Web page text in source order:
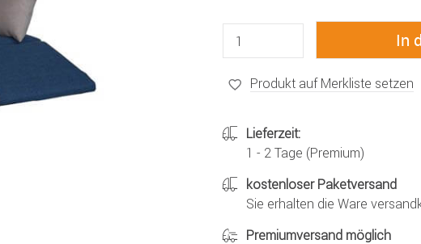
Produkt auf Merkliste setzen
Lieferzeit:
1 - 2 Tage (Premium)
kostenloser Paketversand
Sie erhalten die Ware
Premiumversand möglich